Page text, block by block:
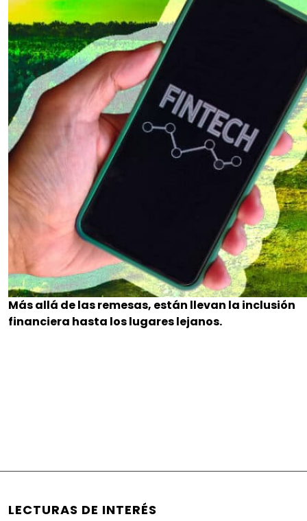
Más allá de las remesas, están llevan la inclusión
financiera hasta los lugares lejanos.
LECTURAS DE INTERÉS